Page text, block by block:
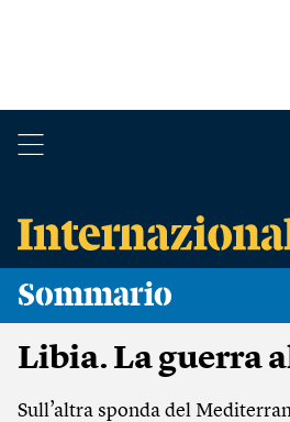
Sommario
Libia. La guerra
Sull’altra sponda del